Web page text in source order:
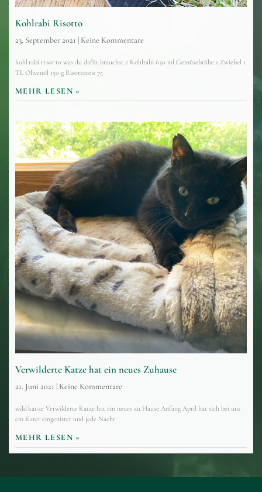
Kohlrabi Risotto
23. September 2021 Keine Kommentare
kohl·rabi ri·sot·to was du dafür brauchst 2 Kohlrabi 650 ml Gemüsebrühe 1 Zwiebel 1
TL Olivenöl 150 g Risottoreis 75
MEHR LESEN »
Verwilderte Katze hat ein neues Zuhause
21. Juni 2021 Keine Kommentare
wild·kat·ze Verwilderte Katze hat ein neues zu Hause Anfang April hat sich bei uns
ein Kater eingenistet und jede Nacht
MEHR LESEN »